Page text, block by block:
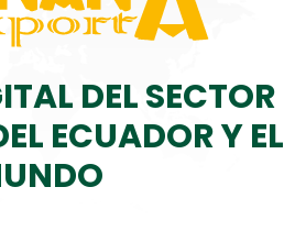
DEL SECTOR
ECUADOR Y EL